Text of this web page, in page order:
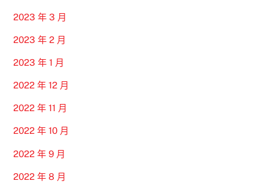
2023 年 3 月
2023 年 2 月
2023 年 1 月
2022 年 12 月
2022 年 11 月
2022 年 10 月
2022 年 9 月
2022 年 8 月